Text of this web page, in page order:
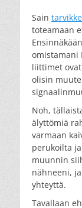
Sain
toteamaan
omistamani
liittimet
olisin
Noh,
älyttömiä
varmaan
perukoilta
muunnin
nähneeni,
yhteyttä.
Tavallaan